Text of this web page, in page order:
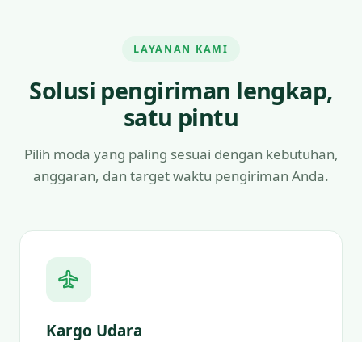
LAYANAN KAMI
Solusi pengiriman lengkap,
satu pintu
Pilih moda yang paling sesuai dengan kebutuhan,
anggaran, dan target waktu pengiriman Anda.
Kargo Udara